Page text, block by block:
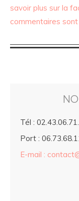
savoir plus sur la
commentaires
Tél :
Port :
E-mail :